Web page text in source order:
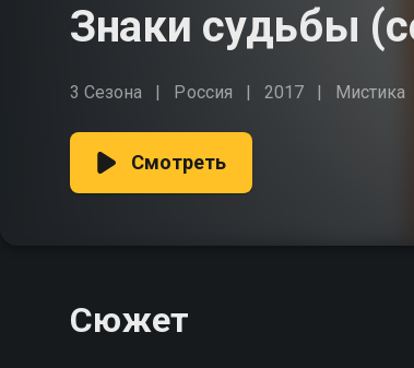
Знаки судьбы
3 Сезона Россия 2017 Мистика
Смотреть
Сюжет